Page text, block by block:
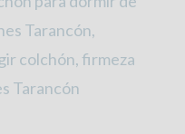
Tarancón,
colchón, firmeza
Tarancón